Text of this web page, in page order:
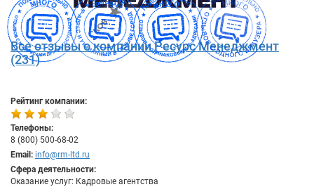
Все отзывы о компании Ресурс Менеджмент
(231)
Рейтинг компании:
Телефоны:
8 (800) 500-68-02
Email: info@rm-ltd.ru
Сфера деятельности:
Оказание услуг: Кадровые агентства